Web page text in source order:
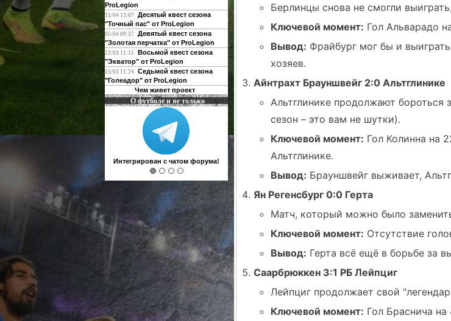
ProLegion
11/04 13:07
Десятый квест сезона
"Точный пас" от ProLegion
05/04 09:37
Девятый квест сезона
"Золотая перчатка" от ProLegion
22/03 11:15
Восьмой квест сезона
"Экватор" от ProLegion
15/03 11:24 Седьмой квест сезона
"Голеадор" от ProLegion
Чем живет проект
О футболе и не только
Интегрирован с чатом форума!
Берлинцы снова не смогли
Ключевой момент: Гол Альварадо
Вывод: Фрайбург мог бы и
хозяев.
Айнтрахт Брауншвейг 2:0 Альтглинике
Альтглинике продолжают бороться
сезон – это вам не шутки).
Ключевой момент: Гол Колинна на
Альтглинике.
Вывод: Брауншвейг выживает,
Ян Регенсбург 0:0 Герта
Матч, который можно было
Ключевой момент: Отсутствие
Вывод: Герта всё ещё в борьбе за
Саарбрюккен 3:1 РБ Лейпциг
Лейпциг продолжает свой
Ключевой момент: Гол Браснича